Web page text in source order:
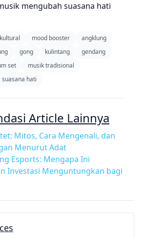
mengubah suasana hati
mood booster
angklung
gong kulintang
gendang
set
musik tradisional
suasana hati
Article Lainnya
Mitos, Cara Mengenali, dan
Menurut Adat
Esports: Mengapa Ini
Investasi Menguntungkan bagi